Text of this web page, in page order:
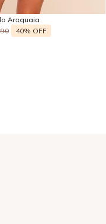
Araguaia
90 40% OFF